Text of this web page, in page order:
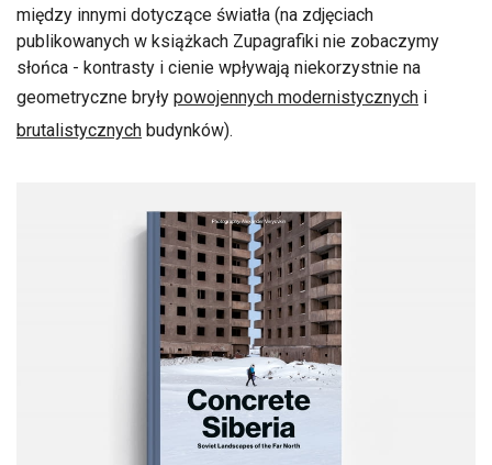
między innymi dotyczące światła (na zdjęciach
publikowanych w książkach Zupagrafiki nie zobaczymy
słońca - kontrasty i cienie wpływają niekorzystnie na
geometryczne bryły powojennych modernistycznych i
brutalistycznych budynków).